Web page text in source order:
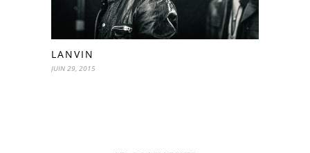
LANVIN
JUIN 29, 2015